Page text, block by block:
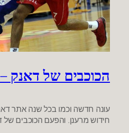
הכוכבים של דאנק –
עונה חדשה וכמו בכל שנה אתר
חידוש מרענן. והפעם הכוכבים של